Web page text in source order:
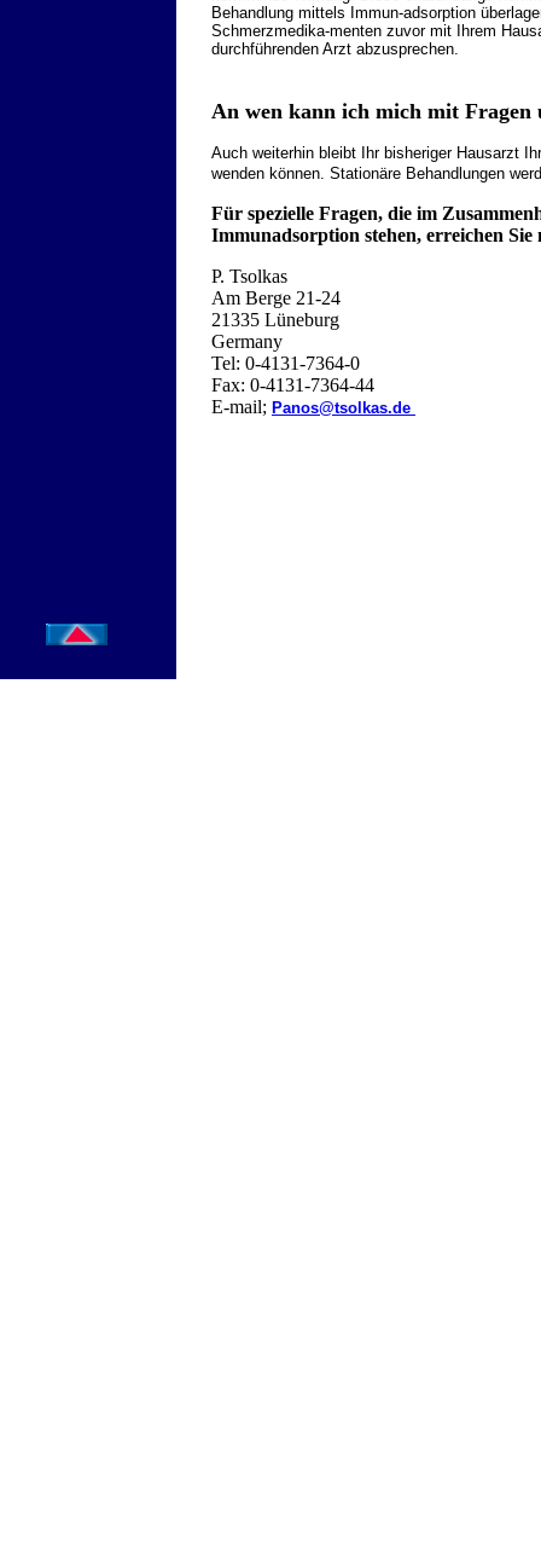
Behandlung mittels Immun-adsorption
Schmerzmedika-menten zuvor mit Ihrem
durchführenden Arzt abzusprechen.
An wen kann ich mich mit Fragen
Auch weiterhin bleibt Ihr bisheriger Hausarzt
wenden können. Stationäre Behandlungen
Für spezielle Fragen, die im
Immunadsorption stehen, erreichen
P. Tsolkas
Am Berge 21-24
21335 Lüneburg
Germany
Tel: 0-4131-7364-0
Fax: 0-4131-7364-44
E-mail; Panos@tsolkas.de